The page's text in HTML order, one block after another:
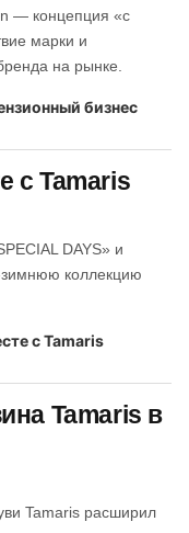
― концепция «с
марки и
на рынке.
с Tamaris
DAYS» и
зимнюю коллекцию
Tamaris в
Tamaris расширил